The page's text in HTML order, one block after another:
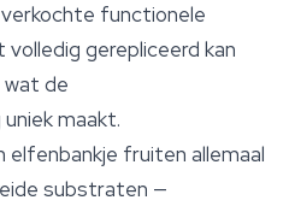
functionele
gerepliceerd kan
wat de
maakt.
elfenbankje fruiten allemaal
substraten —